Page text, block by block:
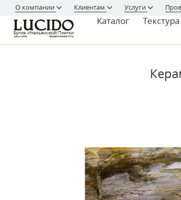
О компании Клиентам Услуги
Каталог Текстура